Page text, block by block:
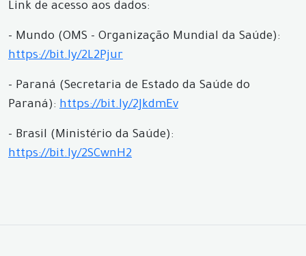
Link de acesso aos dados:
- Mundo (OMS - Organização Mundial da Saúde):
https://bit.ly/2L2Pjur
- Paraná (Secretaria de Estado da Saúde do
Paraná): https://bit.ly/2JkdmEv
- Brasil (Ministério da Saúde):
https://bit.ly/2SCwnH2